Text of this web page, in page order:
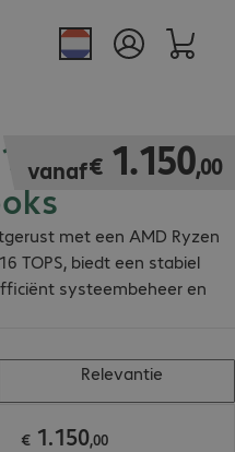
16" AI
met een AMD Ryzen
TOPS, biedt een stabiel
systeembeheer en
vanaf€ 1.150,00
€ 1.150,00
Relevantie
€ 1.150,00